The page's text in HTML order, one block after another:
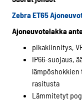
Zebra ET65
Ajoneuvotelakka
pikakiinnitys,
IP66-suojaus,
lämpöshokkien
rasitusta
Lämmitetyt